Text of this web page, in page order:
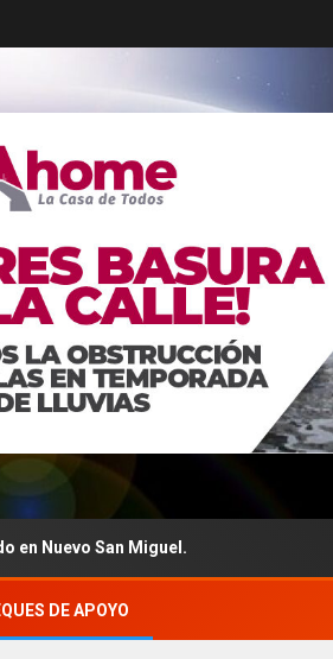
San Miguel.
DE APOYO